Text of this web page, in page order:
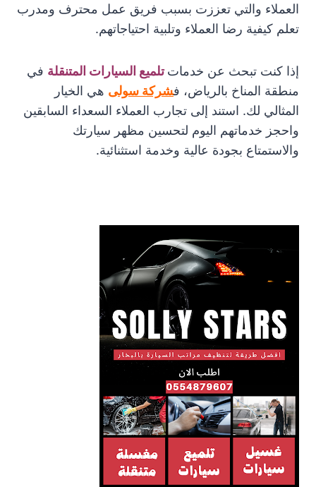
العملاء والتي تعززت بسبب فريق عمل محترف ومدرب
تعلم كيفية رضا العملاء وتلبية احتياجاتهم.
إذا كنت تبحث عن خدماتتلميع السيارات المتنقلة في
منطقة المناخ بالرياض، فشركة سولى هي الخيار
المثالي لك. استند إلى تجارب العملاء السعداء السابقين
واحجز خدماتهم اليوم لتحسين مظهر سيارتك
والاستمتاع بجودة عالية وخدمة استثنائية.